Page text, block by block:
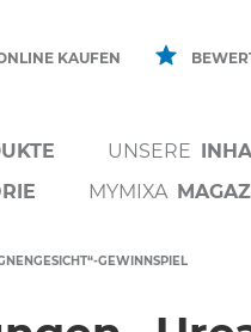
KAUFEN
UNSERE
MYMIXA
GEWINNSPIEL